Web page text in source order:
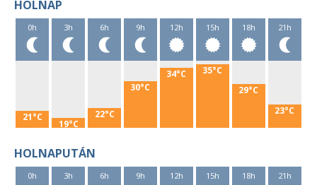
HOLNAP
0h
21°C
3h
19°C
6h
22°C
9h
30°C
12h
34°C
15h
35°C
18h
29°C
21h
23°C
HOLNAPUTÁN
0h 3h 6h 9h 12h 15h 18h 21h